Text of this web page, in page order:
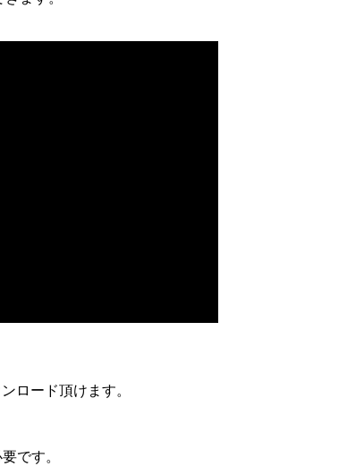
ロード頂けます。
です。